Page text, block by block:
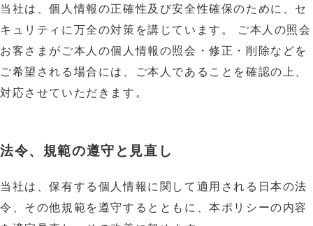
当社は、個人情報の正確性及び安全性確保のために、セ
キュリティに万全の対策を講じています。 ご本人の照会
お客さまがご本人の個人情報の照会・修正・削除などを
ご希望される場合には、ご本人であることを確認の上、
対応させていただきます。
法令、規範の遵守と見直し
当社は、保有する個人情報に関して適用される日本の法
令、その他規範を遵守するとともに、本ポリシーの内容